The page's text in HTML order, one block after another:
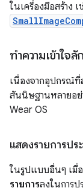
ในเครื่องมือสร้าง
ทำความเข้าใจ
เนื่องจากอุปกรณ์ที่
สันนิษฐานหลายอย่
Wear OS
แสดงรายการปร
ในรูปแบบอื่นๆ เมื่อ
รายการลงในการป